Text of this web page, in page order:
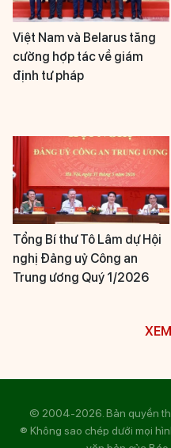
Việt Nam và Belarus tăng
cường hợp tác về giám
định tư pháp
Tổng Bí thư Tô Lâm dự Hội
nghị Đảng uỷ Công an
Trung ương Quý 1/2026
© 2004-2026. Bản quyền
® Không sao chép dưới mọi